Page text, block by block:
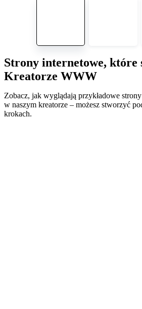
Strony internetowe, które
Kreatorze WWW
Zobacz, jak wyglądają przykładowe
w naszym kreatorze – możesz stworzyć
krokach.